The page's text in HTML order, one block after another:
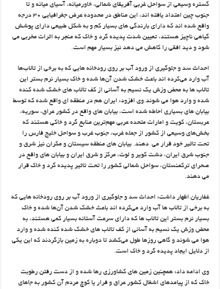
گستره وسیعی از ‌سواحل غربی آفریقای شمالی، خاورمیانه، آسیای میانه و تا
جنوب چین امتداد یافته اند، این مناطق در ‌محدوده‌ عرض‌ جغرافیایی ۳۰ درجه
واقع شده اند که دارای بارندگی های بسیار کم و به شکل طبیعی ‌دارای پوشش
گیاهی ناچیز هستند، تعیین شدت پدیده گرد و خاک که منجر به اثرات مخربی می
شود و ‌دید افقی را کاهش می ‌دهد نیز بسیار مهم است. ‌
احداث سد و جلوگیری از ورود آب بر روی رودخانه‌ هایی که به برخی از تالاب‌ها
آب وارد ‌می‌کرده اند باعث خشک شدن آن‌ها شده و خاک بسیار نرم بستر این
تالاب ها به محض وزش یک‌ نسیم به آسانی از کف تالاب های خشک شده کنده
شده و وارد ‌هوا می شوند.وی افزود: ایران هم در منطقه ای واقع شده که توسط
بیابان های بسیاری احاطه شده است، بیابان های ‌واقع در کشور عراق، سوریه،
عربستان، کویت و امارات متحده عربی مهم‌ترین منابع گرد و خاکی هستند ‌که
بخش‌های وسیعی از کشور از جمله غرب، جنوب غرب و سواحل خلیج فارس را
تحت تاثیر خود قرار ‌می دهند. بیابان های منطقه سیستان و مکران نیز شرق و
جنوب شرق ایران، دشت کویر و لوت، مرکز و ‌شرق ایران و بیابان های واقع در
صحرای ترکمنستان، سواحل شمالی کشور را تحت تاثیر پدیده گرد و ‌خاک قرار
می دهند. ‌
غفاریان اظهار داشت: احداث سد و جلوگیری از ورود آب بر روی رودخانه‌ هایی که
به برخی از تالاب ها آب وارد ‌می‌کرده اند باعث خشک شدن آن‌ها شده و خاک
بسیار نرم بستر این تالاب ها که دارای سرعت آستانه‌ بسیار کمی هستند، به
محض وزش یک‌ نسیم به آسانی از کف تالاب های خشک شده کنده شده و وارد
‌هوا می شوند و گاهی روزها طول می‌کشد تا دوباره به زمین بازگردند که این یکی
از دلایل ایجاد پدیده‌ گرد و خاک است. ‌
وی ادامه داد: همچنین زمین های کشاورزی رها شده و از دست رفتن رطوبت
خاک که از پیامدهای ‌اشغال کشور عراق و فرار یا کوچ مردم آن کشور به جاهای